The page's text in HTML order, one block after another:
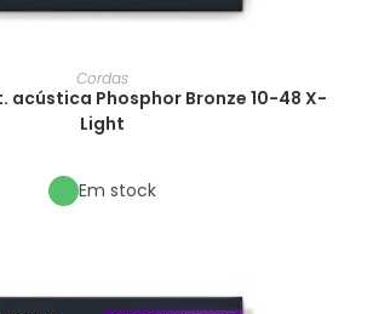
Cordas
acústica Phosphor Bronze 10-48 X-
Light
Em stock